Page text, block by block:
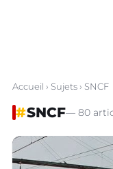
Accueil › Sujets› SNCF
#SNCF— 80